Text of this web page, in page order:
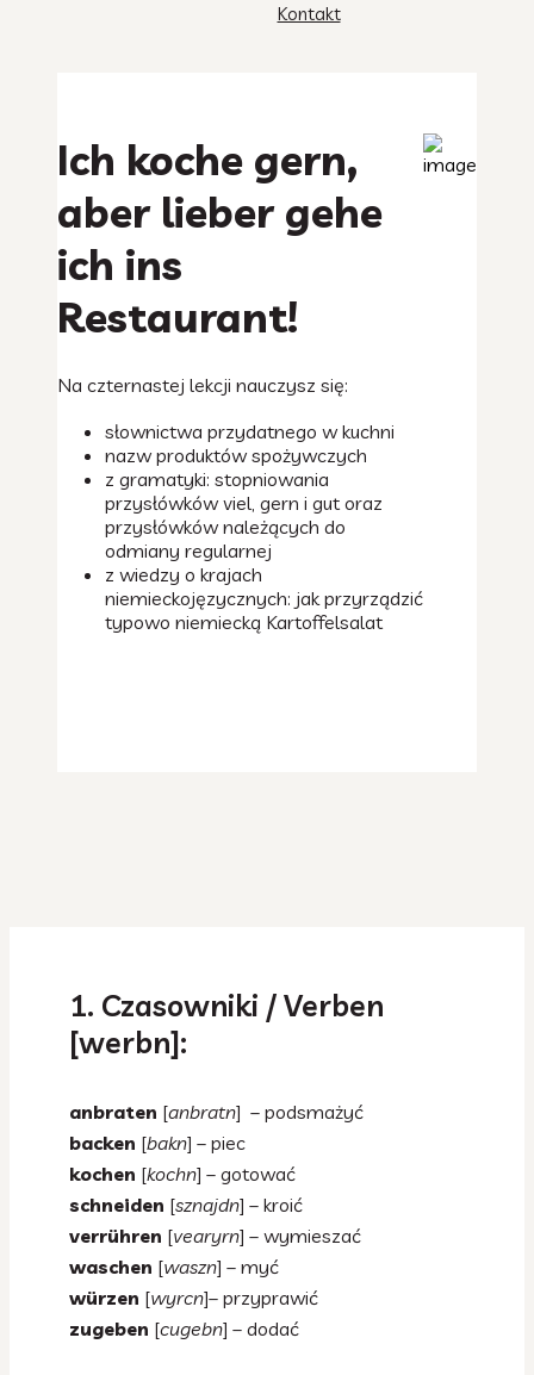
Kontakt
Ich koche gern,
aber lieber gehe
ich ins
Restaurant!
Na czternastej lekcji nauczysz się:
słownictwa przydatnego w kuchni
nazw produktów spożywczych
z gramatyki: stopniowania
przysłówków viel, gern i gut oraz
przysłówków należących do
odmiany regularnej
z wiedzy o krajach
niemieckojęzycznych: jak przyrządzić
typowo niemiecką Kartoffelsalat
1. Czasowniki / Verben
[werbn]:
anbraten [anbratn] – podsmażyć
backen [bakn] – piec
kochen [kochn] – gotować
schneiden [sznajdn] – kroić
verrühren [vearyrn] – wymieszać
waschen [waszn] – myć
würzen [wyrcn]– przyprawić
zugeben [cugebn] – dodać